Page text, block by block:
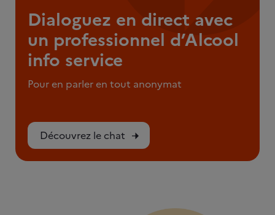
Dialoguez en direct avec
un professionnel d’Alcool
info service
Pour en parler en tout anonymat
Découvrez le chat